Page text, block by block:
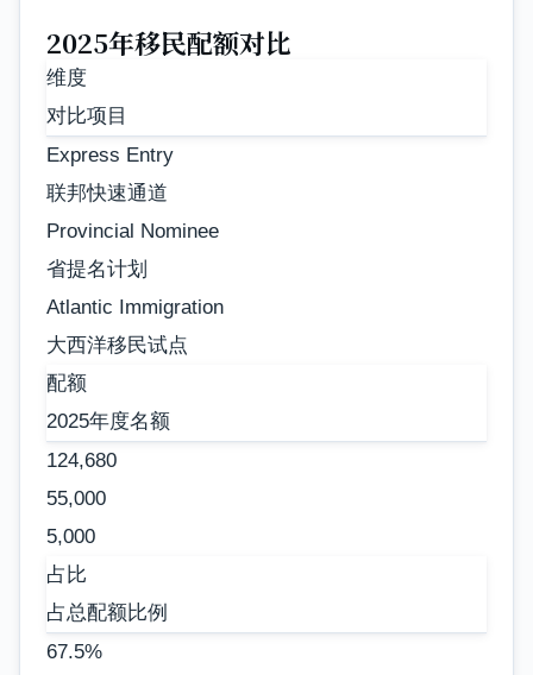
2025年移民配额对比
维度
对比项目
Express Entry
联邦快速通道
Provincial Nominee
省提名计划
Atlantic Immigration
大西洋移民试点
配额
2025年度名额
124,680
55,000
5,000
占比
占总配额比例
67.5%